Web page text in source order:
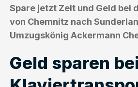
Spare jetzt Zeit und Geld bei
von Chemnitz nach
Umzugskönig Ackermann
Geld sparen